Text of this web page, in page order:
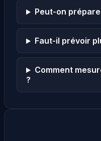
Peut-on
Faut-il prévoir
Comment
?